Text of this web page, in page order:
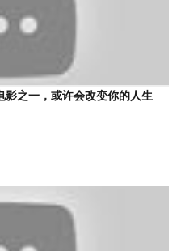
影之一，或许会改变你的人生